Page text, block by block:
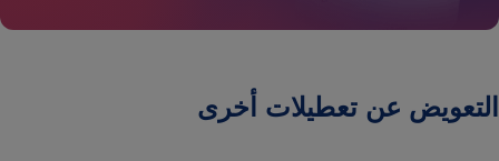
التعويض عن تعطيلات أخرى